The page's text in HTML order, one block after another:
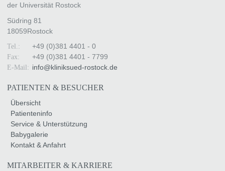
der Universität Rostock
Südring 81
18059Rostock
Tel.: +49 (0)381 4401 - 0
Fax: +49 (0)381 4401 - 7799
E-Mail: info@kliniksued-rostock.de
PATIENTEN & BESUCHER
Übersicht
Patienteninfo
Service & Unterstützung
Babygalerie
Kontakt & Anfahrt
MITARBEITER & KARRIERE